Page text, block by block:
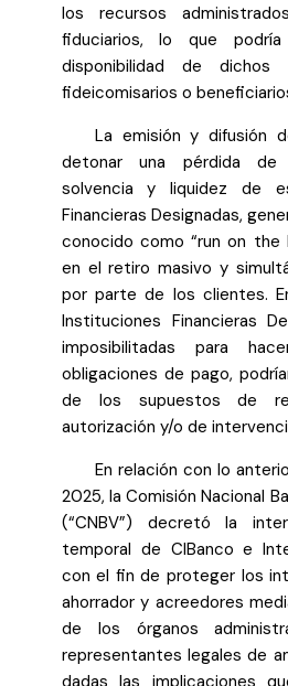
los recursos
fiduciarios, lo que
disponibilidad de
fideicomisarios o
La emisión y difusión
detonar una pérdida
solvencia y liquidez de
Financieras Designadas,
conocido como “run on the
en el retiro masivo y
por parte de los clientes.
Instituciones Financieras
imposibilitadas para
obligaciones de pago,
de los supuestos de
autorización y/o de
En relación con lo
2025, la Comisión Nacional
(“CNBV”) decretó la
temporal de CIBanco e
con el fin de proteger los
ahorrador y acreedores
de los órganos
representantes legales de